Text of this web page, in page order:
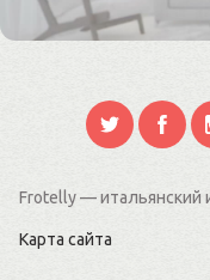
Frotelly — итальянский
Карта сайта